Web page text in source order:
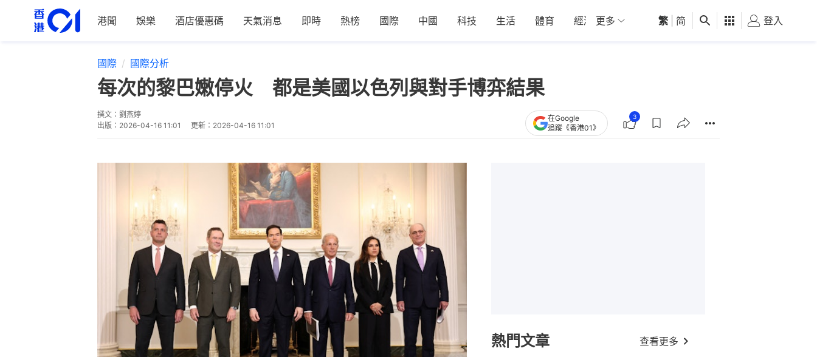
港聞 娛樂 酒店優惠碼 天氣消息 即時 熱榜 國際 中國 科技 生活 體育 經濟 01深圳 觀點 健康 好食玩飛
更多 繁 简 登入
國際 國際分析
每次的黎巴嫩停火 都是美國以色列與對手博弈結果
撰文： 劉燕婷
出版： 2026-04-16 11:01 更新： 2026-04-16 11:01
在Google
追蹤《香港01》
3
熱門文章 查看更多